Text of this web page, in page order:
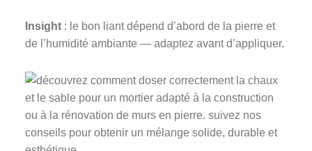
Insight : le bon liant dépend d’abord de la pierre et
de l’humidité ambiante — adaptez avant d’appliquer.